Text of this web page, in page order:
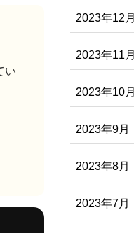
い
2023年12月
2023年11月
2023年10月
2023年9月
2023年8月
2023年7月